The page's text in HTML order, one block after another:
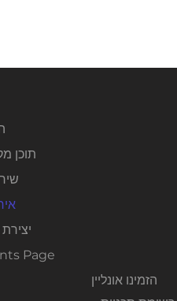
תוכן
Page
הזמינו אונליין